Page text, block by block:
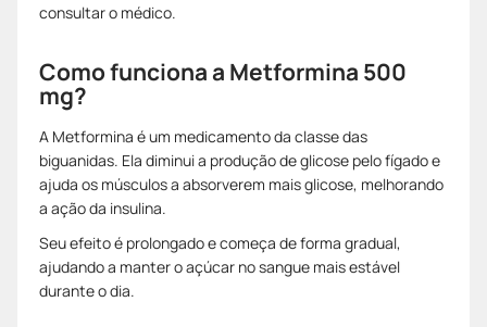
consultar o médico.
Como funciona a Metformina 500
mg?
A Metformina é um medicamento da classe das
biguanidas. Ela diminui a produção de glicose pelo fígado e
ajuda os músculos a absorverem mais glicose, melhorando
a ação da insulina.
Seu efeito é prolongado e começa de forma gradual,
ajudando a manter o açúcar no sangue mais estável
durante o dia.